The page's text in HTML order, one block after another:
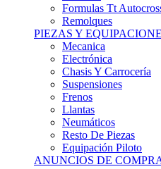
Remolques
PIEZAS Y
Mecanica
Electrónica
Chasis Y Carrocería
Suspensiones
Frenos
Llantas
Neumáticos
Resto De Piezas
Equipación Piloto
ANUNCIOS DE COMPRA
Compra De Cc Y Tt